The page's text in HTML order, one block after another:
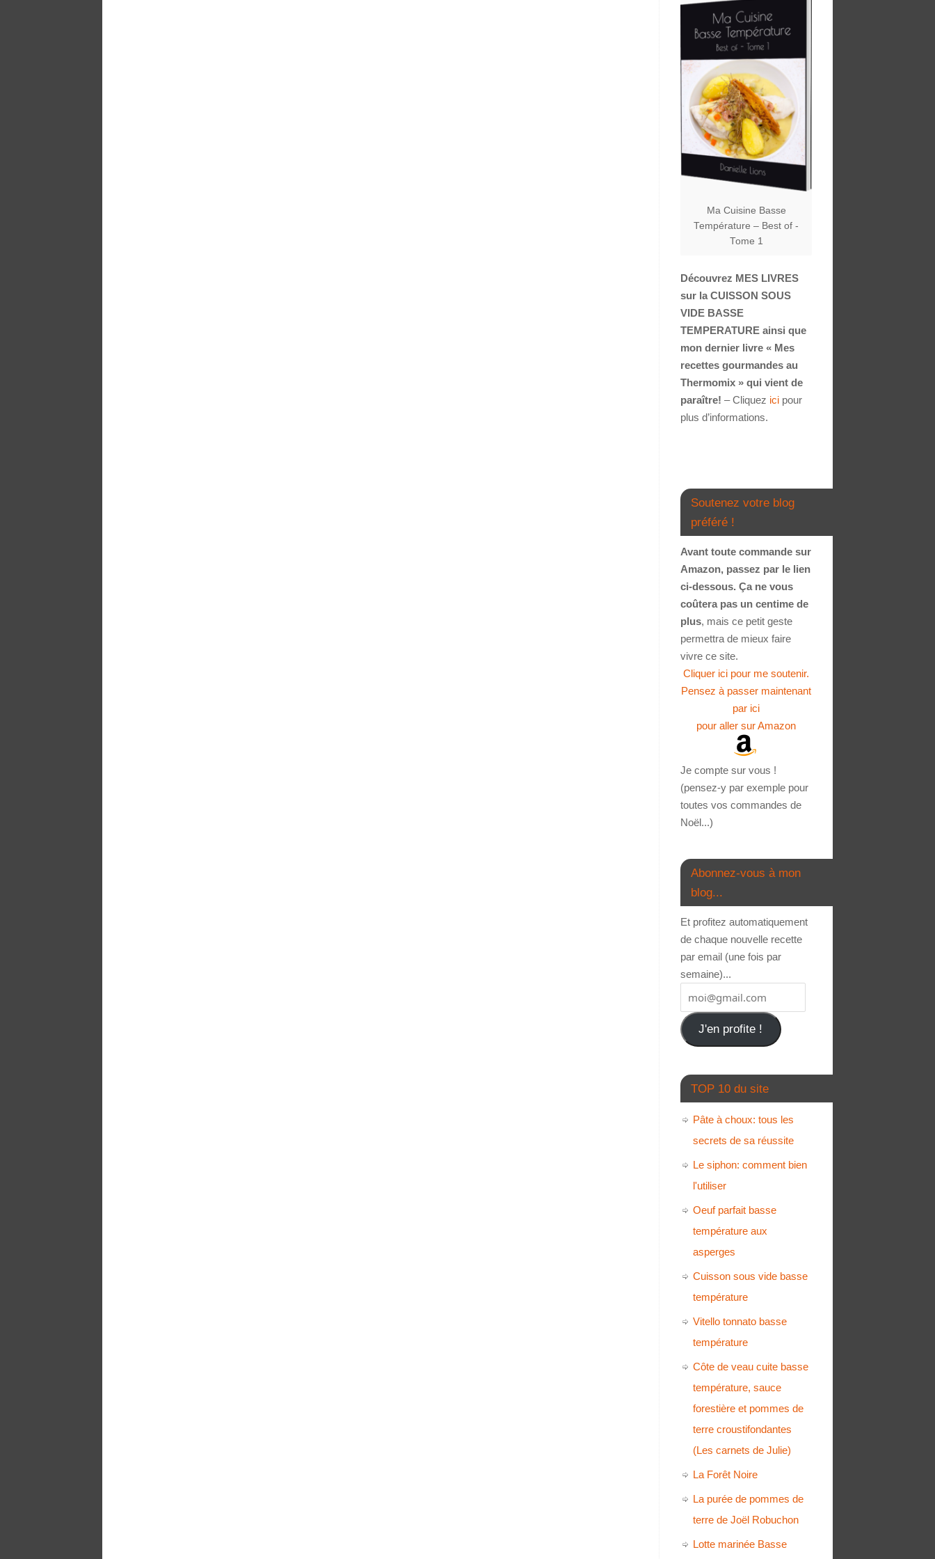
Ma Cuisine Basse
Température – Best of -
Tome 1
Découvrez MES LIVRES
sur la CUISSON SOUS
VIDE BASSE
TEMPERATURE ainsi que
mon dernier livre « Mes
recettes gourmandes au
Thermomix » qui vient de
paraître! – Cliquez ici pour
plus d’informations.
Soutenez votre blog
préféré !
Avant toute commande sur
Amazon, passez par le lien
ci-dessous. Ça ne vous
coûtera pas un centime de
plus, mais ce petit geste
permettra de mieux faire
vivre ce site.
Cliquer ici pour me soutenir.
Pensez à passer maintenant
par ici
pour aller sur Amazon
Je compte sur vous !
(pensez-y par exemple pour
toutes vos commandes de
Noël...)
Abonnez-vous à mon
blog...
Et profitez automatiquement
de chaque nouvelle recette
par email (une fois par
semaine)...
J'en profite !
TOP 10 du site
Pâte à choux: tous les
secrets de sa réussite
Le siphon: comment bien
l'utiliser
Oeuf parfait basse
température aux
asperges
Cuisson sous vide basse
température
Vitello tonnato basse
température
Côte de veau cuite basse
température, sauce
forestière et pommes de
terre croustifondantes
(Les carnets de Julie)
La Forêt Noire
La purée de pommes de
terre de Joël Robuchon
Lotte marinée Basse